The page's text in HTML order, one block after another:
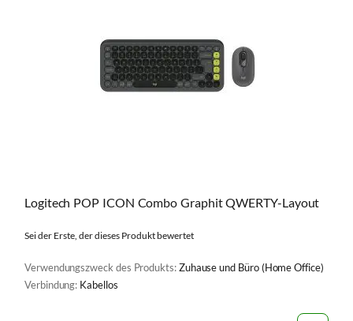
Logitech POP ICON Combo Graphit QWERTY-Layout
Sei der Erste, der dieses Produkt bewertet
Verwendungszweck des Produkts:Zuhause und Büro (Home Office)
Verbindung: Kabellos